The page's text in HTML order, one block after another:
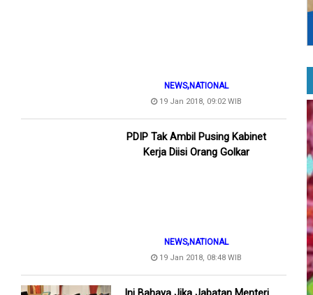
NEWS,NATIONAL
19 Jan 2018, 09:02 WIB
PDIP Tak Ambil Pusing Kabinet
Kerja Diisi Orang Golkar
NEWS,NATIONAL
19 Jan 2018, 08:48 WIB